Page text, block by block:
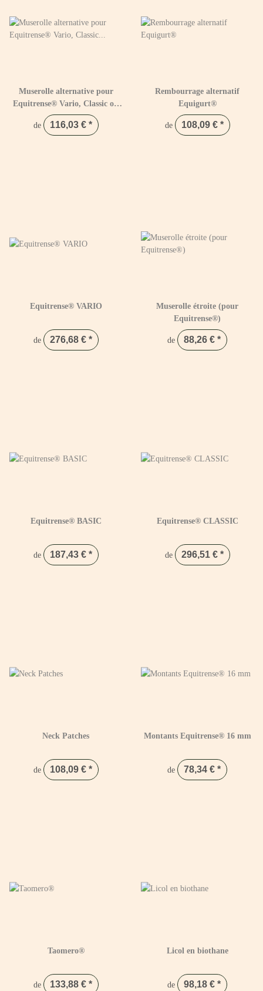
Muserolle alternative pour
Equitrense® Vario, Classic ou
Basic
de
116,03 € *
Rembourrage alternatif
Equigurt®
de 108,09 € *
Equitrense® VARIO
de 276,68 € *
Muserolle étroite (pour
Equitrense®)
de 88,26 € *
Equitrense® BASIC
de 187,43 € *
Equitrense® CLASSIC
de 296,51 € *
Neck Patches
de 108,09 € *
Montants Equitrense® 16 mm
de 78,34 € *
Taomero®
de 133,88 € *
Licol en biothane
de 98,18 € *